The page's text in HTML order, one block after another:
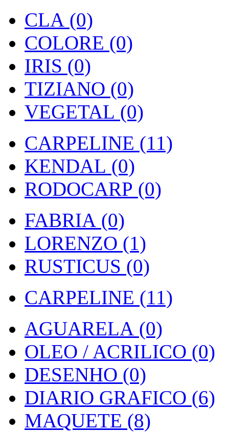
CLA (0)
COLORE (0)
IRIS (0)
TIZIANO (0)
VEGETAL (0)
CARPELINE (11)
KENDAL (0)
RODOCARP (0)
FABRIA (0)
LORENZO (1)
RUSTICUS (0)
CARPELINE (11)
AGUARELA (0)
OLEO / ACRILICO (0)
DESENHO (0)
DIARIO GRAFICO (6)
MAQUETE (8)